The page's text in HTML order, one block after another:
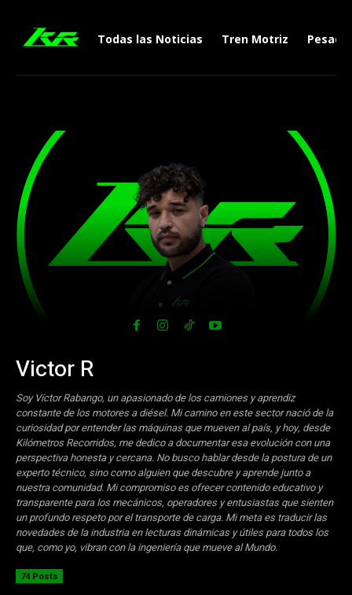
Todas las Noticias Tren Motriz
Victor R
Soy Víctor Rabango, un apasionado de los camiones y aprendiz
constante de los motores a diésel. Mi camino en este sector nació de la
curiosidad por entender las máquinas que mueven al país, y hoy, desde
Kilómetros Recorridos, me dedico a documentar esa evolución con una
perspectiva honesta y cercana. No busco hablar desde la postura de un
experto técnico, sino como alguien que descubre y aprende junto a
nuestra comunidad. Mi compromiso es ofrecer contenido educativo y
transparente para los mecánicos, operadores y entusiastas que sienten
un profundo respeto por el transporte de carga. Mi meta es traducir las
novedades de la industria en lecturas dinámicas y útiles para todos los
que, como yo, vibran con la ingeniería que mueve al Mundo.
74 Posts